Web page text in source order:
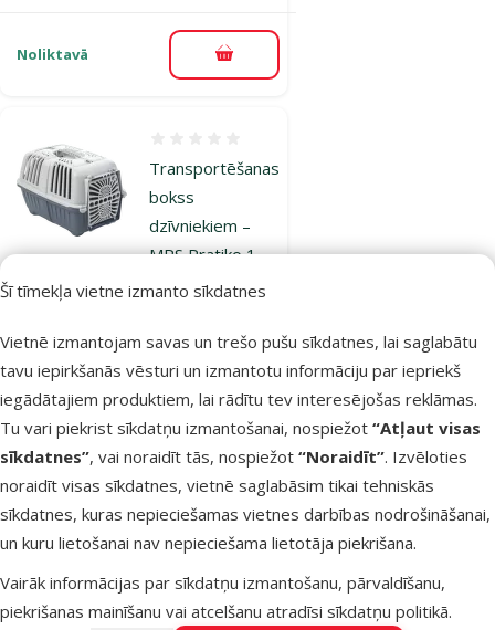
Šī tīmekļa vietne izmanto sīkdatnes
Vietnē izmantojam savas un trešo pušu sīkdatnes, lai saglabātu
tavu iepirkšanās vēsturi un izmantotu informāciju par iepriekš
iegādātajiem produktiem, lai rādītu tev interesējošas reklāmas.
Tu vari piekrist sīkdatņu izmantošanai, nospiežot “Atļaut visas
sīkdatnes”, vai noraidīt tās, nospiežot “Noraidīt”. Izvēloties
noraidīt visas sīkdatnes, vietnē saglabāsim tikai tehniskās
sīkdatnes, kuras nepieciešamas vietnes darbības nodrošināšanai,
un kuru lietošanai nav nepieciešama lietotāja piekrišana.
Vairāk informācijas par sīkdatņu izmantošanu, pārvaldīšanu,
piekrišanas mainīšanu vai atcelšanu atradīsi sīkdatņu politikā.
Noliktavā Pievienot grozam
Transportēšanas
bokss
dzīvniekiem –
MPS Pratiko 1
plastic
Noliktavā Pievienot grozam
Transportēšanas
FERPLAST Atlas
10, blue, 32 x 48
x 29 cm
Atsauksmes 0%